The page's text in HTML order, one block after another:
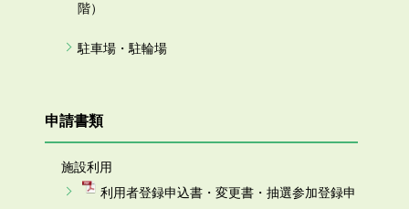
階）
駐車場・駐輪場
申請書類
施設利用
利用者登録申込書・変更書・抽選参加登録申